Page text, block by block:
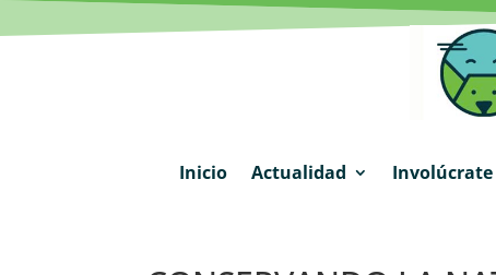
Inicio Actualidad Involúcrate